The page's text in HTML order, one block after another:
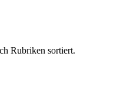
Rubriken sortiert.